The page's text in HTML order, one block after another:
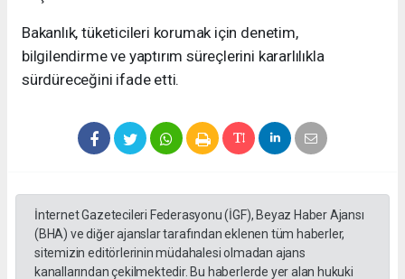
Bakanlık, tüketicileri korumak için denetim,
bilgilendirme ve yaptırım süreçlerini kararlılıkla
sürdüreceğini ifade etti.
İnternet Gazetecileri Federasyonu (İGF), Beyaz Haber Ajansı
(BHA) ve diğer ajanslar tarafından eklenen tüm haberler,
sitemizin editörlerinin müdahalesi olmadan ajans
kanallarından çekilmektedir. Bu haberlerde yer alan hukuki